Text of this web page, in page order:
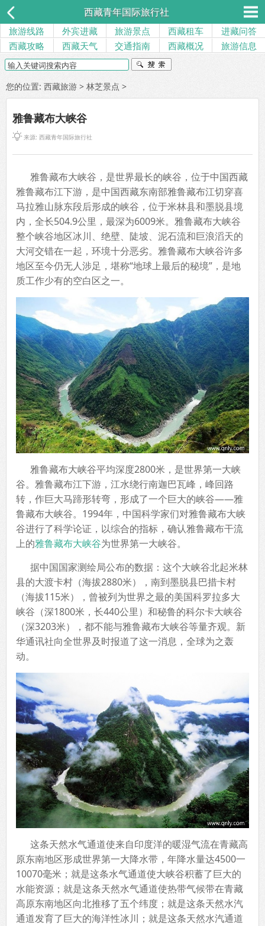
西藏青年国际旅行社
旅游线路 外宾进藏 旅游景点 西藏租车
进藏问答
西藏攻略
西藏天气 交通指南 西藏概况 旅游信息
您的位置: 西藏旅游 > 林芝景点 >
雅鲁藏布大峡谷
来源: 西藏青年国际旅行社
雅鲁藏布大峡谷，是世界最长的峡谷，位于中国西藏
雅鲁藏布江下游，是中国西藏东南部雅鲁藏布江切穿喜
马拉雅山脉东段后形成的峡谷，位于米林县和墨脱县境
内，全长504.9公里，最深为6009米。雅鲁藏布大峡谷
整个峡谷地区冰川、绝壁、陡坡、泥石流和巨浪滔天的
大河交错在一起，环境十分恶劣。雅鲁藏布大峡谷许多
地区至今仍无人涉足，堪称“地球上最后的秘境”，是地
质工作少有的空白区之一。
雅鲁藏布大峡谷平均深度2800米，是世界第一大峡
谷。雅鲁藏布江下游，江水绕行南迦巴瓦峰，峰回路
转，作巨大马蹄形转弯，形成了一个巨大的峡谷——雅
鲁藏布大峡谷。1994年，中国科学家们对雅鲁藏布大峡
谷进行了科学论证，以综合的指标，确认雅鲁藏布干流
上的雅鲁藏布大峡谷为世界第一大峡谷。
据中国国家测绘局公布的数据：这个大峡谷北起米林
县的大渡卡村（海拔2880米），南到墨脱县巴措卡村
（海拔115米），曾被列为世界之最的美国科罗拉多大
峡谷（深1800米，长440公里）和秘鲁的科尔卡大峡谷
（深3203米），都不能与雅鲁藏布大峡谷等量齐观。新
华通讯社向全世界及时报道了这一消息，全球为之轰
动。
这条天然水气通道使来自印度洋的暖湿气流在青藏高
原东南地区形成世界第一大降水带，年降水量达4500一
10070毫米；就是这条水气通道使大峡谷积蓄了巨大的
水能资源；就是这条天然水气通道使热带气候带在青藏
高原东南地区向北推移了五个纬度；就是这条天然水汽
通道发育了巨大的海洋性冰川；就是这条天然水汽通道